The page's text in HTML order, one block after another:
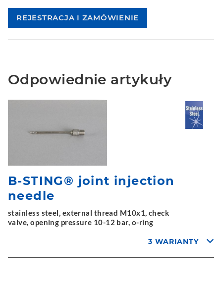
Odpowiednie artykuły
B-STING® joint injection
needle
stainless steel, external thread M10x1, check
valve, opening pressure 10-12 bar, o-ring
3 WARIANTY